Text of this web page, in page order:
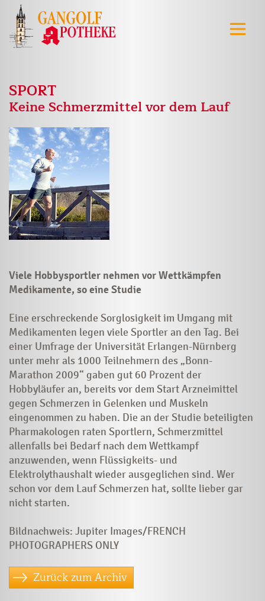
SPORT
Keine Schmerzmittel vor dem Lauf
Viele Hobbysportler nehmen vor Wettkämpfen
Medikamente, so eine Studie
Eine erschreckende Sorglosigkeit im Umgang mit
Medikamenten legen viele Sportler an den Tag. Bei
einer Umfrage der Universität Erlangen-Nürnberg
unter mehr als 1000 Teilnehmern des „Bonn-
Marathon 2009“ gaben gut 60 Prozent der
Hobbyläufer an, bereits vor dem Start Arzneimittel
gegen Schmerzen in Gelenken und Muskeln
eingenommen zu haben. Die an der Studie beteiligten
Pharmakologen raten Sportlern, Schmerzmittel
allenfalls bei Bedarf nach dem Wettkampf
anzuwenden, wenn Flüssigkeits- und
Elektrolythaushalt wieder ausgeglichen sind. Wer
schon vor dem Lauf Schmerzen hat, sollte lieber gar
nicht starten.
Bildnachweis: Jupiter Images/FRENCH
PHOTOGRAPHERS ONLY
Zurück zum Archiv